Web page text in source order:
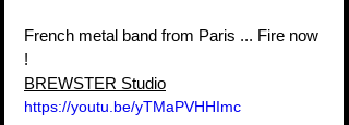
French metal band from Paris ... Fire now
!
BREWSTER Studio
https://youtu.be/yTMaPVHHImc